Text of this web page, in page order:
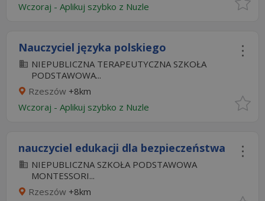
Wczoraj - Aplikuj szybko z Nuzle
Nauczyciel języka polskiego
NIEPUBLICZNA TERAPEUTYCZNA SZKOŁA
PODSTAWOWA...
Rzeszów +8km
Wczoraj - Aplikuj szybko z Nuzle
nauczyciel edukacji dla bezpieczeństwa
NIEPUBLICZNA SZKOŁA PODSTAWOWA
MONTESSORI...
Rzeszów +8km